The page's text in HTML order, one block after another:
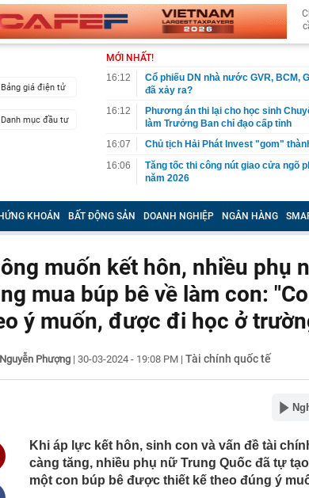
Bảng giá điện tử
Danh mục đầu tư
MỚI NHẤT!
16:12
Cổ phiếu DN nhà nước GVR, BCM,
đã xảy ra?
16:12
Phương án thi lại cho học sinh
làm Trưởng Ban chỉ đạo cấp tỉnh
16:07
Chủ tịch Hải Phát Invest "gom"
16:06
Tăng tốc thi công nút giao cửa ngõ
năm 2026
16:05
13,4 triệu lượt tìm kiếm về chủ đề
16:01
Yêu cầu hoàn thiện hạ tầng sạc
15:53
Công an thông báo đến người nhận
dung sau
15:50
Vẻ đẹp lãng tử của Phó chủ tịch
gia yêu suốt 20 năm
báo động
Tình hình hiện tại của Phó Chủ tịch
quân vượt 1 tỷ đồng mỗi tháng
15:34
Một tài khoản ngân hàng chưa
100 triệu đồng
KHOÁN BẤT ĐỘNG SẢN DOANH NGHIỆP NGÂN HÀNG
muốn kết hôn, nhiều phụ
mua búp bê về làm con:
ý muốn, được đi học ở
Phượng | 30-03-2024 - 19:08 PM | Tài chính quốc tế
Khi áp lực kết hôn, sinh con và vấn đề tài
càng tăng, nhiều phụ nữ Trung Quốc đã tự
một con búp bê được thiết kế theo đúng ý